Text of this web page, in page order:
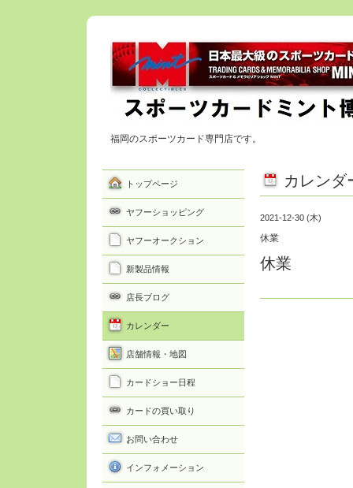
福岡のスポーツカード専門店です。
カレンダ
2021-12-30 (木)
休業
休業
トップページ
ヤフーショッピング
ヤフーオークション
新製品情報
店長ブログ
カレンダー
店舗情報・地図
カードショー日程
カードの買い取り
お問い合わせ
インフォメーション